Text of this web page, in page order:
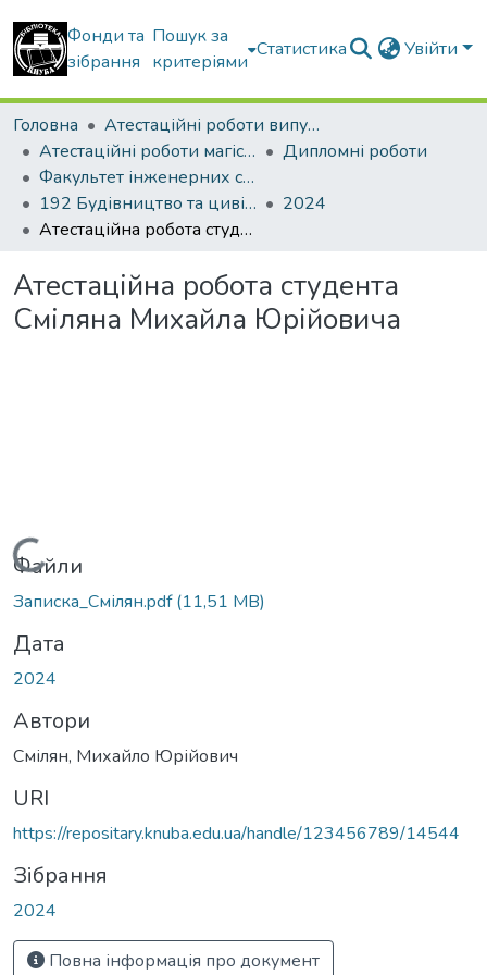
Фонди та
зібрання
Пошук за
критеріями
Статистика Увійти
Головна
Атестаційні роботи випускників
Атестаційні роботи магістрів
Дипломні роботи
Факультет інженерних систем та екології
192 Будівництво та цивільна інженерія. Теплогазопостачання і вентиляція
2024
Атестаційна робота студента Сміляна Михайла Юрійовича
Атестаційна робота студента
Сміляна Михайла Юрійовича
Вантажиться...
Файли
Записка_Смілян.pdf(11,51 MB)
Дата
2024
Автори
Смілян, Михайло Юрійович
URI
https://repositary.knuba.edu.ua/handle/123456789/14544
Зібрання
2024
Повна інформація про документ